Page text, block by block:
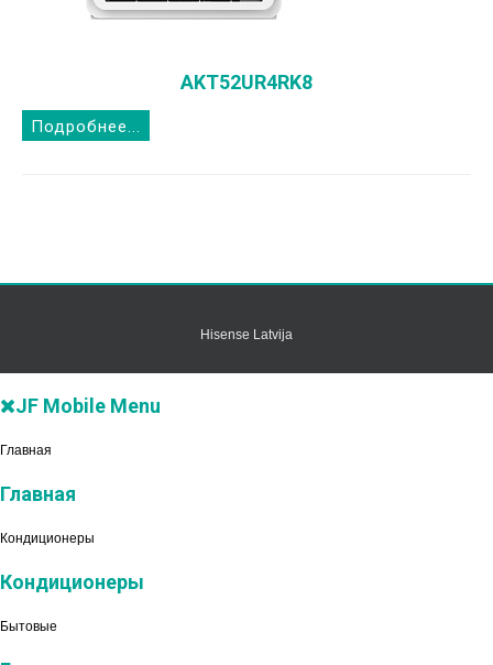
AKT52UR4RK8
Подробнее...
Hisense Latvija
JF Mobile Menu
Главная
Главная
Кондиционеры
Кондиционеры
Бытовые